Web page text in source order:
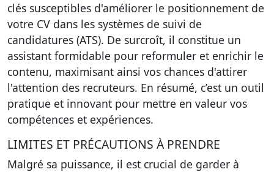
clés susceptibles d'améliorer le positionnement de
votre CV dans les systèmes de suivi de
candidatures (ATS). De surcroît, il constitue un
assistant formidable pour reformuler et enrichir le
contenu, maximisant ainsi vos chances d'attirer
l'attention des recruteurs. En résumé, c’est un outil
pratique et innovant pour mettre en valeur vos
compétences et expériences.
LIMITES ET PRÉCAUTIONS À PRENDRE
Malgré sa puissance, il est crucial de garder à